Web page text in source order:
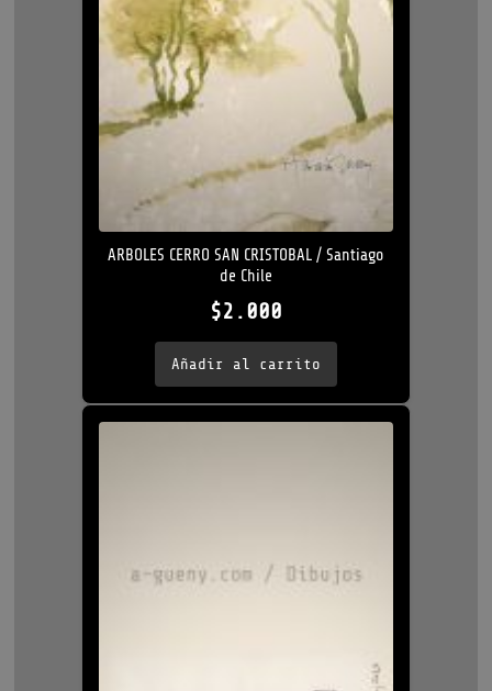
ARBOLES CERRO SAN CRISTOBAL / Santiago
de Chile
$2.000
Añadir al carrito